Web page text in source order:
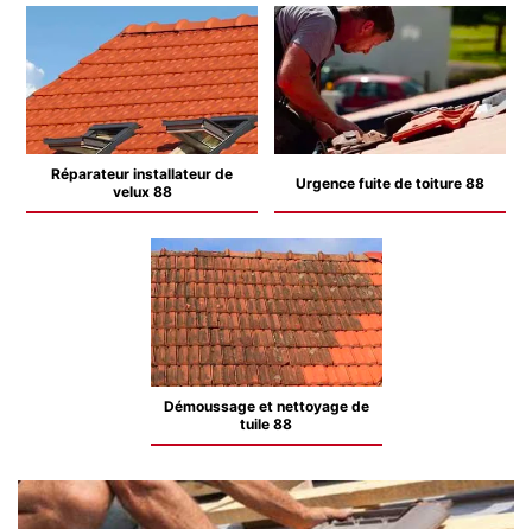
Réparateur installateur de
velux 88
Urgence fuite de toiture 88
Démoussage et nettoyage de
tuile 88